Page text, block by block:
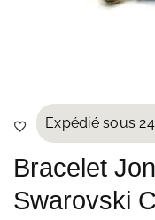
Expédié sous
Bracelet
Swarovski